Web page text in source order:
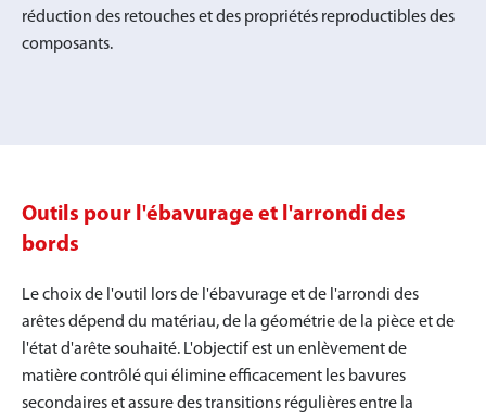
réduction des retouches et des propriétés reproductibles des
composants.
Outils pour l'ébavurage et l'arrondi des
bords
Le choix de l'outil lors de l'ébavurage et de l'arrondi des
arêtes dépend du matériau, de la géométrie de la pièce et de
l'état d'arête souhaité. L'objectif est un enlèvement de
matière contrôlé qui élimine efficacement les bavures
secondaires et assure des transitions régulières entre la